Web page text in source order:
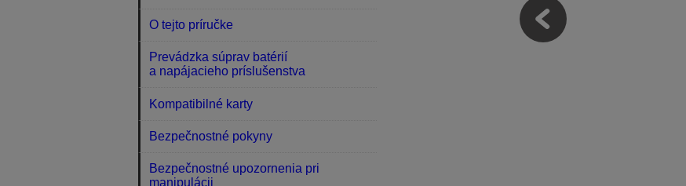
O tejto príručke
Prevádzka súprav batérií
a napájacieho príslušenstva
Kompatibilné karty
Bezpečnostné pokyny
Bezpečnostné upozornenia pri
manipulácii